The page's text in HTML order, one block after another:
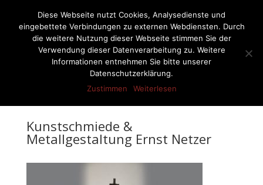
Seite wählen
Kunstschmiede &
Metallgestaltung Ernst Netzer
Diese Webseite nutzt Cookies, Analysedienste und
eingebettete Verbindungen zu externen Webdiensten. Durch
die weitere Nutzung dieser Webseite stimmen Sie der
Verwendung dieser Datenverarbeitung zu. Weitere
Informationen entnehmen Sie bitte unserer
Datenschutzerklärung.
Zustimmen
Weiterlesen